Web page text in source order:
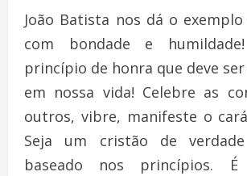
João Batista nos dá o
com bondade e
princípio de honra que deve
em nossa vida! Celebre as
outros, vibre, manifeste o
Seja um cristão de
baseado nos princípios.